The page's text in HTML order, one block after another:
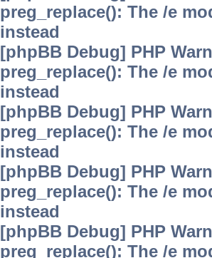
preg_replace(): The /e
instead
[phpBB Debug] PHP
preg_replace(): The /e
instead
[phpBB Debug] PHP
preg_replace(): The /e
instead
[phpBB Debug] PHP
preg_replace(): The /e
instead
[phpBB Debug] PHP
preg_replace(): The /e